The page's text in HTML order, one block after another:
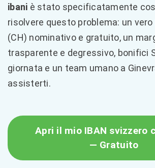
ibani è stato specificatamente
risolvere questo problema: un
(CH) nominativo e gratuito, un
trasparente e degressivo, bonifici
giornata e un team umano a
assisterti.
Apri il mio IBAN svizzero
— Gratuito